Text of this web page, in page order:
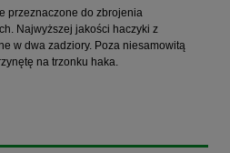
przeznaczone do zbrojenia
Najwyższej jakości haczyki z
w dwa zadziory. Poza niesamowitą
na trzonku haka.